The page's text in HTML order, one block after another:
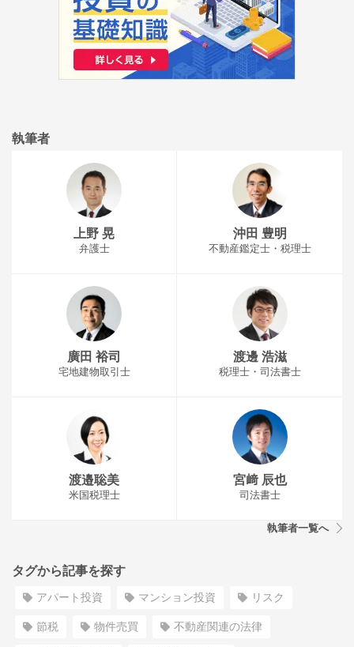
執筆者
上野 晃
弁護士
沖田 豊明
不動産鑑定士・税理士
廣田 裕司
宅地建物取引士
渡邊 浩滋
税理士・司法書士
渡邉聡美
米国税理士
宮﨑 辰也
司法書士
執筆者一覧へ
タグから記事を探す
アパート投資 マンション投資 リスク
節税 物件売買 不動産関連の法律